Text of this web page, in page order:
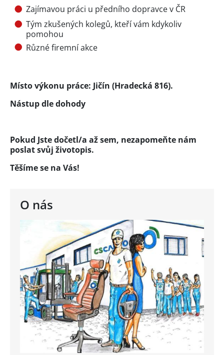
O nás
Zajímavou práci u předního dopravce v ČR
Tým zkušených kolegů, kteří vám kdykoliv
pomohou
Různé firemní akce
Místo výkonu práce: Jičín (Hradecká 816).
Nástup dle dohody
Pokud Jste dočetl/a až sem, nezapomeňte nám
poslat svůj životopis.
Těšíme se na Vás!